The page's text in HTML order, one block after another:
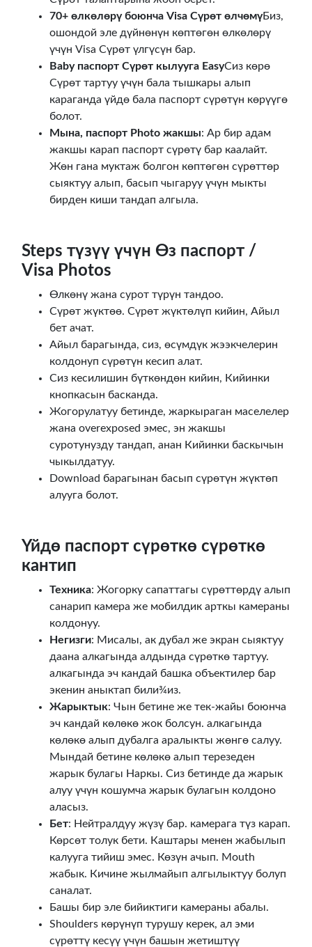
70+ өлкөлөрү боюнча Visa Сүрөт өлчөмүБиз,
ошондой эле дүйнөнүн көптөгөн өлкөлөрү
үчүн Visa Сүрөт үлгүсүн бар.
Baby паспорт Сүрөт кылууга EasyСиз көрө
Сүрөт тартуу үчүн бала тышкары алып
караганда үйдө бала паспорт сүрөтүн көрүүгө
болот.
Мына, паспорт Photo жакшы: Ар бир адам
жакшы карап паспорт сүрөтү бар каалайт.
Жөн гана муктаж болгон көптөгөн сүрөттөр
сыяктуу алып, басып чыгаруу үчүн мыкты
бирден киши тандап алгыла.
Steps түзүү үчүн Өз паспорт /
Visa Photos
Өлкөнү жана сурот түрүн тандоо.
Сүрөт жүктөө. Сүрөт жүктөлүп кийин, Айыл
бет ачат.
Айыл барагында, сиз, өсүмдүк жээкчелерин
колдонуп сүрөтүн кесип алат.
Сиз кесилишин бүткөндөн кийин, Кийинки
кнопкасын басканда.
Жогорулатуу бетинде, жаркыраган маселелер
жана overexposed эмес, эн жакшы
суротунузду тандап, анан Кийинки баскычын
чыкылдатуу.
Download барагынан басып сүрөтүн жүктөп
алууга болот.
Үйдө паспорт сүрөткө сүрөткө
кантип
Техника: Жогорку сапаттагы сүрөттөрдү алып
санарип камера же мобилдик арткы камераны
колдонуу.
Негизги: Мисалы, ак дубал же экран сыяктуу
даана алкагында алдында сүрөткө тартуу.
алкагында эч кандай башка объектилер бар
экенин аныктап били¾из.
Жарыктык: Чын бетине же тек-жайы боюнча
эч кандай көлөкө жок болсун. алкагында
көлөкө алып дубалга аралыкты жөнгө салуу.
Мындай бетине көлөкө алып терезеден
жарык булагы Наркы. Сиз бетинде да жарык
алуу үчүн кошумча жарык булагын колдоно
аласыз.
Бет: Нейтралдуу жүзү бар. камерага түз карап.
Көрсөт толук бети. Каштары менен жабылып
калууга тийиш эмес. Көзүн ачып. Mouth
жабык. Кичине жылмайып алгылыктуу болуп
саналат.
Башы бир эле бийиктиги камераны абалы.
Shoulders көрүнүп турушу керек, ал эми
сүрөттү кесүү үчүн башын жетиштүү